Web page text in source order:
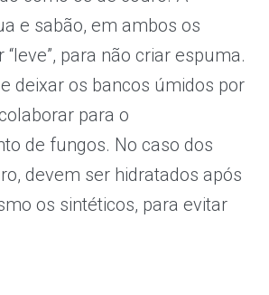
e sabão, em ambos os
para não criar espuma.
deixar os bancos úmidos por
para o
de fungos. No caso dos
devem ser hidratados após
os sintéticos, para evitar